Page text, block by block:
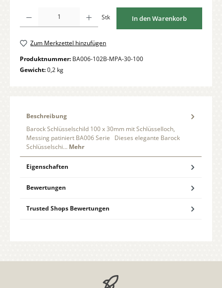
Stk In den Warenkorb
Zum Merkzettel hinzufügen
Produktnummer: BA006-102B-MPA-30-100
Gewicht:0,2 kg
Beschreibung
Barock Schlüsselschild 100 x 30mm mit Schlüsselloch,
Messing patiniert BA006 Serie Dieses elegante Barock
Schlüsselschi… Mehr
Eigenschaften
Bewertungen
Trusted Shops Bewertungen